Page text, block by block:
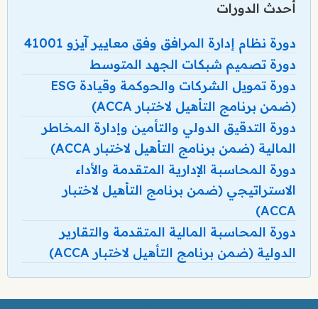
أحدث الدورات
دورة نظام إدارة المرافق وفق معايير آيزو 41001
دورة تصميم شبكات الجهد المتوسط
دورة تمويل الشركات والحوكمة وقيادة ESG
(ضمن برنامج التأهيل لاختبار ACCA)
دورة التدقيق الدولي والتأمين وإدارة المخاطر
المالية (ضمن برنامج التأهيل لاختبار ACCA)
دورة المحاسبة الإدارية المتقدمة والأداء
الاستراتيجي (ضمن برنامج التأهيل لاختبار
ACCA)
دورة المحاسبة المالية المتقدمة والتقارير
الدولية (ضمن برنامج التأهيل لاختبار ACCA)